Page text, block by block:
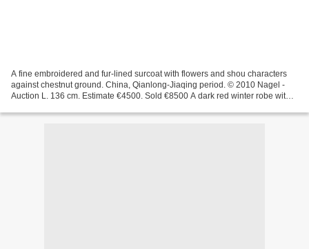
A fine embroidered and fur-lined surcoat with flowers and shou characters
against chestnut ground. China, Qianlong-Jiaqing period. © 2010 Nagel -
Auction L. 136 cm. Estimate €4500. Sold €8500 A dark red winter robe with